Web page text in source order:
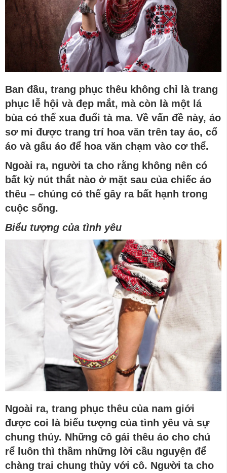
Ban đầu, trang phục thêu không chỉ là trang
phục lễ hội và đẹp mắt, mà còn là một lá
bùa có thể xua đuổi tà ma. Về vấn đề này, áo
sơ mi được trang trí hoa văn trên tay áo, cổ
áo và gấu áo để hoa văn chạm vào cơ thể.
Ngoài ra, người ta cho rằng không nên có
bất kỳ nút thắt nào ở mặt sau của chiếc áo
thêu – chúng có thể gây ra bất hạnh trong
cuộc sống.
Biểu tượng của tình yêu
Ngoài ra, trang phục thêu của nam giới
được coi là biểu tượng của tình yêu và sự
chung thủy. Những cô gái thêu áo cho chú
rể luôn thì thầm những lời cầu nguyện để
chàng trai chung thủy với cô. Người ta cho